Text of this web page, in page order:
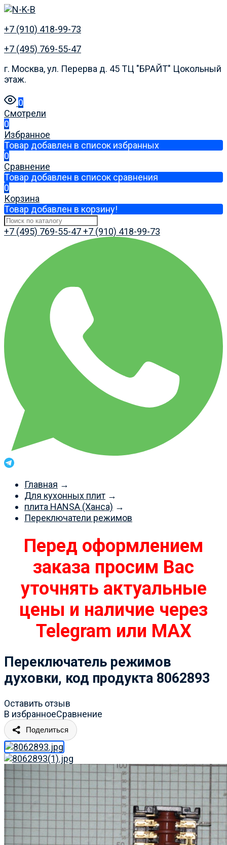
+7 (910) 418-99-73
+7 (495) 769-55-47
г. Москва, ул. Перерва д. 45 ТЦ "БРАЙТ" Цокольный
этаж.
0
Смотрели
0
Избранное
Товар добавлен в список избранных
0
Сравнение
Товар добавлен в список сравнения
0
Корзина
Товар добавлен в корзину!
+7 (495) 769-55-47+7 (910) 418-99-73
Главная →
Для кухонных плит →
плита HANSA (Ханса) →
Переключатели режимов
Перед оформлением
заказа просим Вас
уточнять актуальные
цены и наличие через
Telegram или MAX
Переключатель режимов
духовки, код продукта 8062893
Оставить отзыв
В избранноеСравнение
Поделиться